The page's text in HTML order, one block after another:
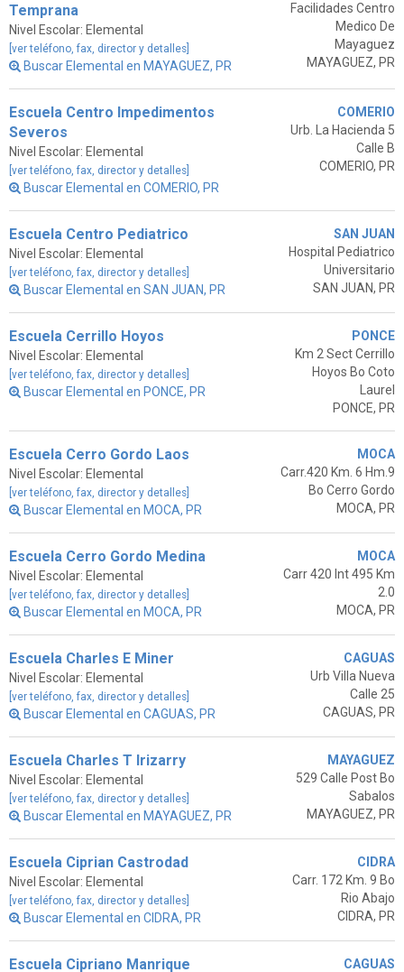
Temprana
Nivel Escolar: Elemental
[ver teléfono, fax, director y detalles]
Buscar Elemental en MAYAGUEZ, PR
Facilidades Centro
Medico De
Mayaguez
MAYAGUEZ, PR
Escuela Centro Impedimentos
Severos
Nivel Escolar: Elemental
[ver teléfono, fax, director y detalles]
Buscar Elemental en COMERIO, PR
COMERIO
Urb. La Hacienda 5
Calle B
COMERIO, PR
Escuela Centro Pediatrico
Nivel Escolar: Elemental
[ver teléfono, fax, director y detalles]
Buscar Elemental en SAN JUAN, PR
SAN JUAN
Hospital Pediatrico
Universitario
SAN JUAN, PR
Escuela Cerrillo Hoyos
Nivel Escolar: Elemental
[ver teléfono, fax, director y detalles]
Buscar Elemental en PONCE, PR
PONCE
Km 2 Sect Cerrillo
Hoyos Bo Coto
Laurel
PONCE, PR
Escuela Cerro Gordo Laos
Nivel Escolar: Elemental
[ver teléfono, fax, director y detalles]
Buscar Elemental en MOCA, PR
MOCA
Carr.420 Km. 6 Hm.9
Bo Cerro Gordo
MOCA, PR
Escuela Cerro Gordo Medina
Nivel Escolar: Elemental
[ver teléfono, fax, director y detalles]
Buscar Elemental en MOCA, PR
MOCA
Carr 420 Int 495 Km
2.0
MOCA, PR
Escuela Charles E Miner
Nivel Escolar: Elemental
[ver teléfono, fax, director y detalles]
Buscar Elemental en CAGUAS, PR
CAGUAS
Urb Villa Nueva
Calle 25
CAGUAS, PR
Escuela Charles T Irizarry
Nivel Escolar: Elemental
[ver teléfono, fax, director y detalles]
Buscar Elemental en MAYAGUEZ, PR
MAYAGUEZ
529 Calle Post Bo
Sabalos
MAYAGUEZ, PR
Escuela Ciprian Castrodad
Nivel Escolar: Elemental
[ver teléfono, fax, director y detalles]
Buscar Elemental en CIDRA, PR
CIDRA
Carr. 172 Km. 9 Bo
Rio Abajo
CIDRA, PR
Escuela Cipriano Manrique CAGUAS